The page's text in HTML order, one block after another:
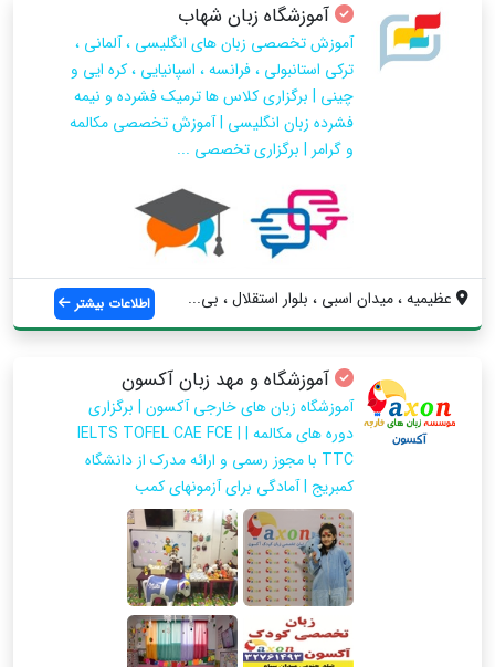
آموزشگاه زبان شهاب
آموزش تخصصی زبان های انگلیسی ، آلمانی ،
ترکی استانبولی ، فرانسه ، اسپانیایی ، کره ایی و
چینی | برگزاری کلاس ها ترمیک فشرده و نیمه
فشرده زبان انگلیسی | آموزش تخصصی مکالمه
و گرامر | برگزاری تخصصی ...
عظیمیه ، میدان اسبی ، بلوار استقلال ، بی... اطلاعات بیشتر
آموزشگاه و مهد زبان آکسون
آموزشگاه زبان های خارجی آکسون | برگزاری
دوره های مکالمه | IELTS TOFEL CAE FCE |
TTC با مجوز رسمی و ارائه مدرک از دانشگاه
کمبریج | آمادگی برای آزمونهای کمب